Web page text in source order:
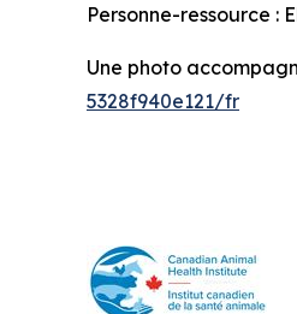
Personne-ressource :
Une photo
5328f940e121/fr